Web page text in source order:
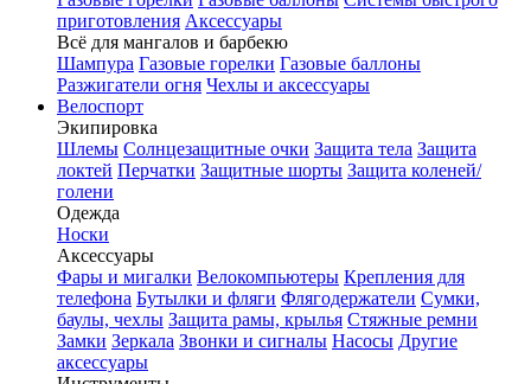
приготовления Аксессуары
Всё для мангалов и барбекю
Шампура Газовые горелки Газовые баллоны
Разжигатели огня Чехлы и аксессуары
Велоспорт
Экипировка
Шлемы Солнцезащитные очки Защита тела Защита
локтей Перчатки Защитные шорты Защита коленей/
голени
Одежда
Носки
Аксессуары
Фары и мигалки Велокомпьютеры Крепления для
телефона Бутылки и фляги Флягодержатели Сумки,
баулы, чехлы Защита рамы, крылья Стяжные ремни
Замки Зеркала Звонки и сигналы Насосы Другие
аксессуары